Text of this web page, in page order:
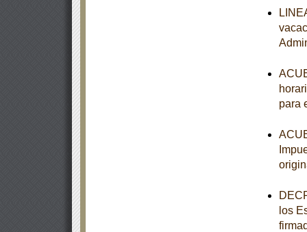
para
los